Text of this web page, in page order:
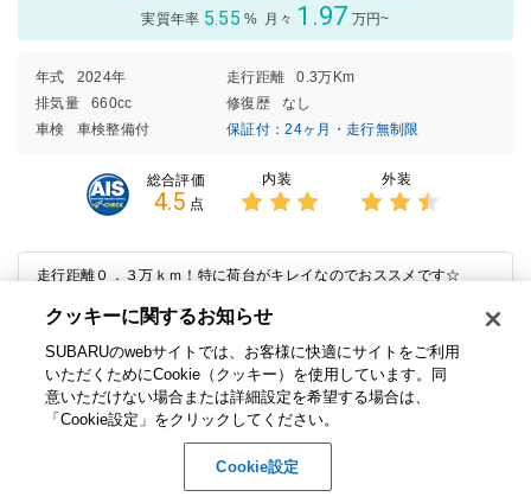
実質年率 5.55 % 月々 1.97 万円~
年式 2024年 走行距離
0.3万Km
排気量
660cc 修復歴
なし
車検
車検整備付 保証付：24ヶ月・走行無制限
総合評価
4.5 点
内装
3点の
評価
外装
2.5点
の評価
走行距離０．３万ｋｍ！特に荷台がキレイなのでおススメです☆
在庫店舗 スバル近畿株式会社（大阪） カースポット岩出
お問い合わせ番号 1000292883
お問い合わせ
クッキーに関するお知らせ​
SUBARUのwebサイトでは、お客様に快適にサイトをご利用
いただくためにCookie（クッキー）を使用しています。​ 同
意いただけない場合または詳細設定を希望する場合は、
「Cookie設定」をクリックしてください。​
Cookie設定